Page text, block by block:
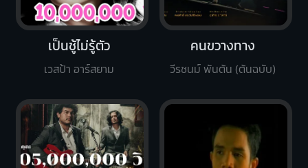
เป็นชู้ไม่รู้ตัว
เวสป้า อาร์สยาม
คนขวางทาง
วีรชนม์ พันต้น (ต้นฉบับ)